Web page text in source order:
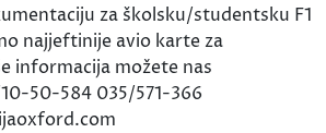
za školsku/studentsku F1
najjeftinije avio karte za
informacija možete nas
50-584 035/571-366